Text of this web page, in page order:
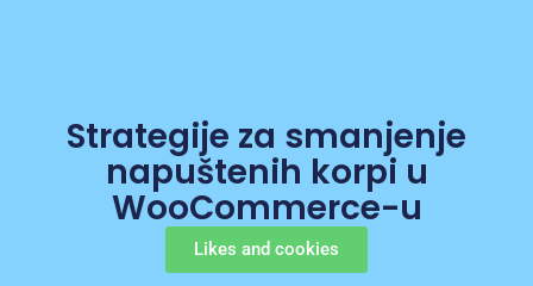
Strategije za smanjenje
napuštenih korpi u
WooCommerce-u
Likes and cookies